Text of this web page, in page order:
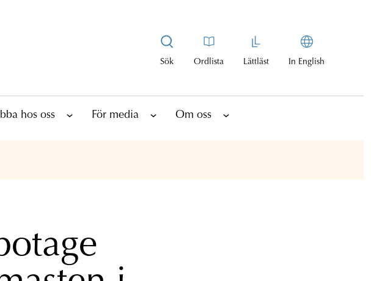
Sök Ordlista Lättläst In English
hos oss För media Om oss